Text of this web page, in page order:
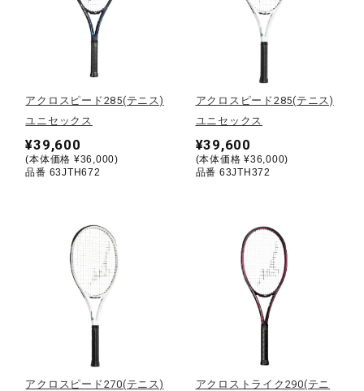
トレーニング
野球
ゴルフ
バレーボール
テニス／ソフトテニス
バドミントン
アクロスピード285(テニス)
ユニセックス
¥39,600
(本体価格 ¥36,000)
品番 63JTH672
アクロスピード285(テニス)
ユニセックス
¥39,600
(本体価格 ¥36,000)
品番 63JTH372
アクロスピード270(テニス)
アクロストライク290(テニ